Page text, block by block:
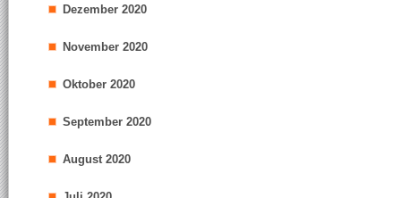
Dezember 2020
November 2020
Oktober 2020
September 2020
August 2020